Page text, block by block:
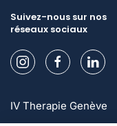
Suivez-nous sur nos
réseaux sociaux
IV Therapie Genève